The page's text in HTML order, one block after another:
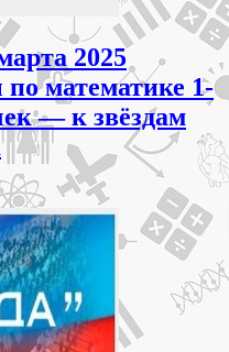
2025
математике 1-
— к звёздам